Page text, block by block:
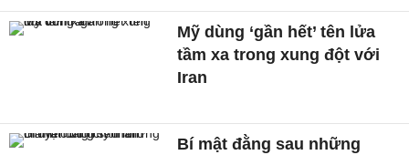
Mỹ dùng ‘gần hết’ tên lửa
tầm xa trong xung đột với
Iran
Bí mật đằng sau những